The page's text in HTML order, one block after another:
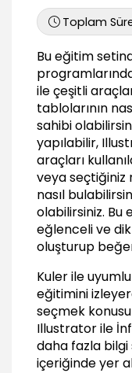
Pie graph tool
03:38
Özel
07:11
Sayfa Düzeni
Grafikleri
07:30
Kaydetme
Kaydetme
01:05
Export
01:01
Sonuç
Sonuç
00:26
Toplam
Bu eğitim
ile çeşitli
tablolarının
sahibi
yapılabilir,
araçları
veya seçtiğiniz
nasıl
olabilirsiniz. Bu
eğlenceli ve
oluşturup
Kuler ile
eğitimini
seçmek
Illustrator ile
daha fazla
içeriğinde yer